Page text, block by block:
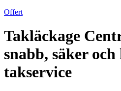
Offert
Takläckage
snabb, säker
takservice